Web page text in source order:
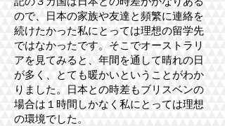
ので、日本の家族や友達と頻繁に連絡を
続けたかった私にとっては理想の留学先
ではなかったです。そこでオーストラリ
アを見てみると、年間を通して晴れの日
が多く、とても暖かいということがわか
りました。日本との時差もブリスベンの
場合は１時間しかなく私にとっては理想
の環境でした。